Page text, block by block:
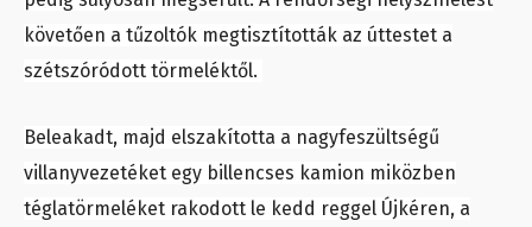
követően a tűzoltók megtisztították az úttestet a
szétszóródott törmeléktől.
Beleakadt, majd elszakította a nagyfeszültségű
villanyvezetéket egy billencses kamion miközben
téglatörmeléket rakodott le kedd reggel Újkéren, a